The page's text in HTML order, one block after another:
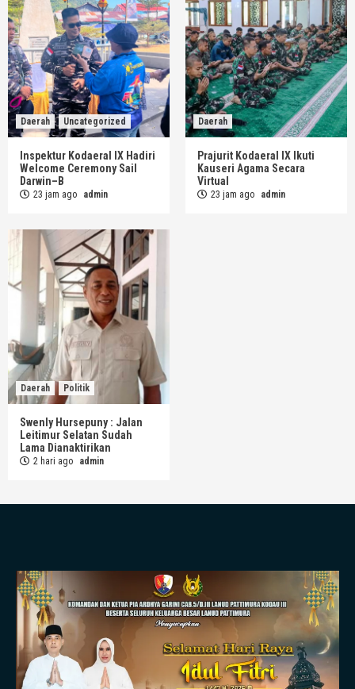
Daerah Uncategorized
Inspektur Kodaeral IX Hadiri
Welcome Ceremony Sail
Darwin–B
23 jam ago admin
Daerah
Prajurit Kodaeral IX Ikuti
Kauseri Agama Secara
Virtual
23 jam ago admin
Daerah Politik
Swenly Hursepuny : Jalan
Leitimur Selatan Sudah
Lama Dianaktirikan
2 hari ago admin